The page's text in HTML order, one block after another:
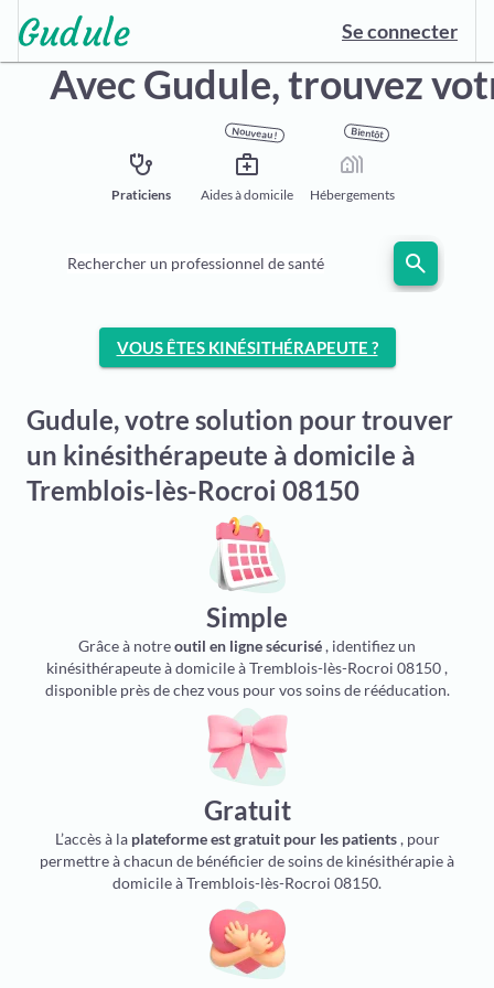
Se connecter
Avec Gudule,trouvez
stethoscope
Praticiens
Nouveau !
medical_services
Aides à domicile
Bientôt
holiday_village
Hébergements
Rechercher un professionnel de santé search
VOUS ÊTES KINÉSITHÉRAPEUTE ?
Gudule, votre solution pour trouver
un kinésithérapeute à domicile à
Tremblois-lès-Rocroi 08150
Simple
Grâce à notreoutil en ligne sécurisé, identifiez un
kinésithérapeute à domicile à Tremblois-lès-Rocroi 08150 ,
disponible près de chez vous pour vos soins de rééducation.
Gratuit
L’accès à la plateforme est gratuit pour les patients, pour
permettre à chacun de bénéficier de soins de kinésithérapie à
domicile à Tremblois-lès-Rocroi 08150.